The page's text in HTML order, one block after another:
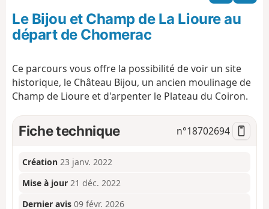
o
l
g
i
Le Bijou et Champ de La Lioure au
départ de Chomerac
Ce parcours vous offre la possibilité de voir un site
historique, le Château Bijou, un ancien moulinage de
Champ de Lioure et d'arpenter le Plateau du Coiron.
Fiche technique n°18702694
Création 23 janv. 2022
Mise à jour 21 déc. 2022
Dernier avis 09 févr. 2026